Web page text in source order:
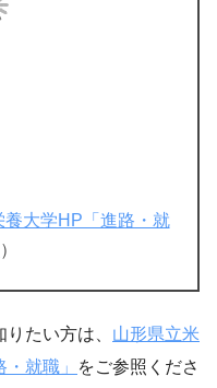
養大学HP「進路・就
）
たい方は、 山形県立米
就職」
をご参照くださ